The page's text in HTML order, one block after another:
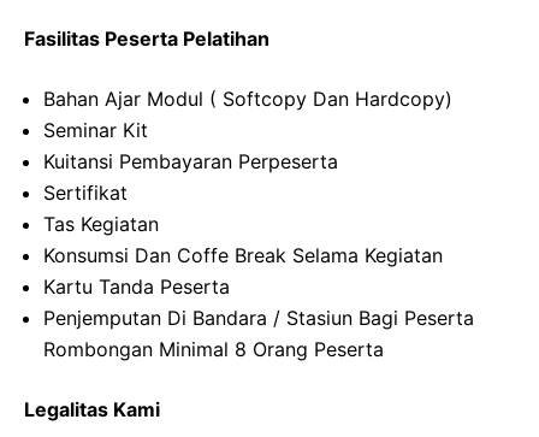
Fasilitas Peserta Pelatihan
Bahan Ajar Modul ( Softcopy Dan Hardcopy)
Seminar Kit
Kuitansi Pembayaran Perpeserta
Sertifikat
Tas Kegiatan
Konsumsi Dan Coffe Break Selama Kegiatan
Kartu Tanda Peserta
Penjemputan Di Bandara / Stasiun Bagi Peserta
Rombongan Minimal 8 Orang Peserta
Legalitas Kami